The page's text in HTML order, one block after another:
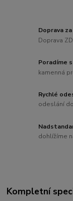
Doprava
Doprava
Poradíme
kamenná
Rychlé
odeslání
dohlížíme
Kompletní